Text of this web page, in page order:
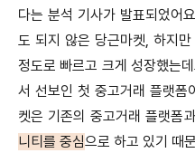
다는 분석 기사가 발표되었어
도 되지 않은 당근마켓, 하지
정도로 빠르고 크게 성장했는
서 선보인 첫 중고거래 플랫폼
켓은 기존의 중고거래 플랫폼
니티 를 중심으로 하고 있기 때